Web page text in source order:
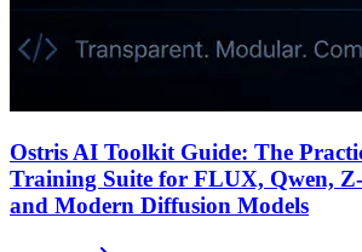
Ostris AI Toolkit Guide: The
Training Suite for FLUX, Qwen,
and Modern Diffusion Models